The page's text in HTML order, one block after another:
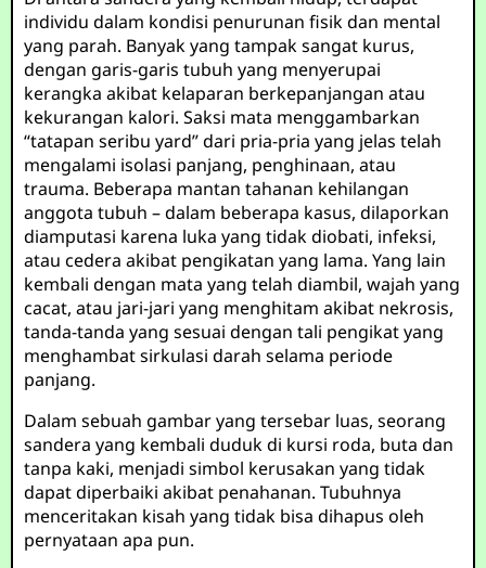
individu dalam kondisi penurunan fisik dan mental
yang parah. Banyak yang tampak sangat kurus,
dengan garis-garis tubuh yang menyerupai
kerangka akibat kelaparan berkepanjangan atau
kekurangan kalori. Saksi mata menggambarkan
“tatapan seribu yard” dari pria-pria yang jelas telah
mengalami isolasi panjang, penghinaan, atau
trauma. Beberapa mantan tahanan kehilangan
anggota tubuh – dalam beberapa kasus, dilaporkan
diamputasi karena luka yang tidak diobati, infeksi,
atau cedera akibat pengikatan yang lama. Yang lain
kembali dengan mata yang telah diambil, wajah yang
cacat, atau jari-jari yang menghitam akibat nekrosis,
tanda-tanda yang sesuai dengan tali pengikat yang
menghambat sirkulasi darah selama periode
panjang.
Dalam sebuah gambar yang tersebar luas, seorang
sandera yang kembali duduk di kursi roda, buta dan
tanpa kaki, menjadi simbol kerusakan yang tidak
dapat diperbaiki akibat penahanan. Tubuhnya
menceritakan kisah yang tidak bisa dihapus oleh
pernyataan apa pun.